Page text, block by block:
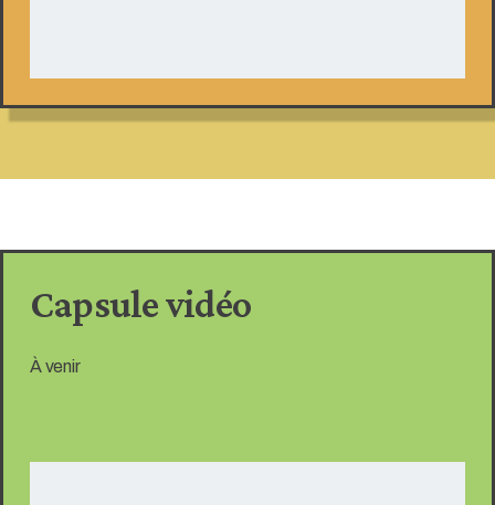
Capsule vidéo
À venir